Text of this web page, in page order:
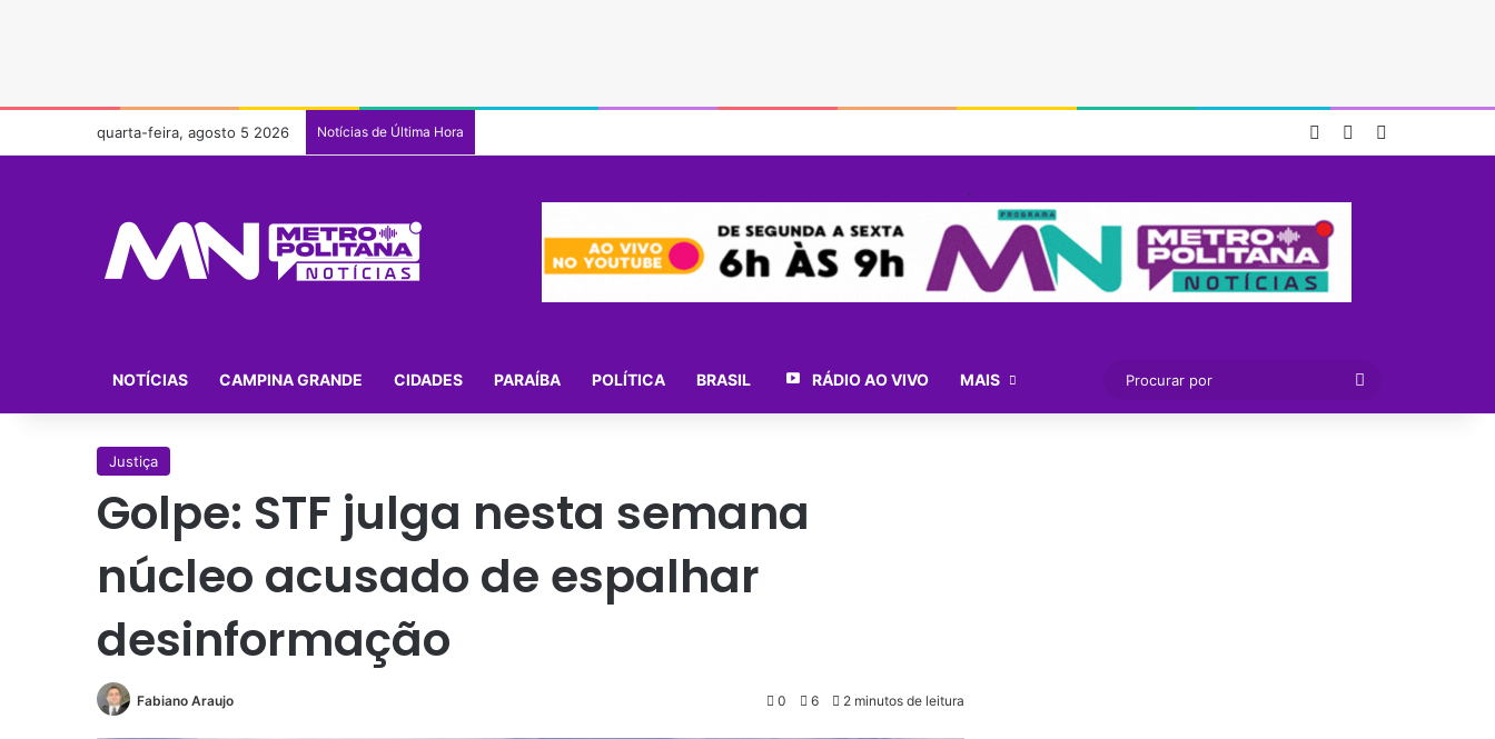
quarta-feira, agosto 5 2026 Notícias de Última Hora Entrar Artigo aleatório
.
NOTÍCIAS CAMPINA GRANDE CIDADES PARAÍBA POLÍTICA BRASIL RÁDIO AO VIVO MAIS
por
Justiça
Golpe: STF julga nesta semana
núcleo acusado de espalhar
desinformação
Fabiano Araujo 0 6 2 minutos de leitura